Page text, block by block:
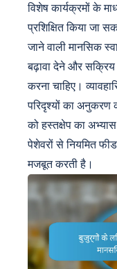
विशेष कार्यक्रमों के
प्रशिक्षित किया जा
जाने वाली मानसिक
बढ़ावा देने और
करना चाहिए।
परिदृश्यों का
को हस्तक्षेप का
पेशेवरों से नियमित
मजबूत करती है।